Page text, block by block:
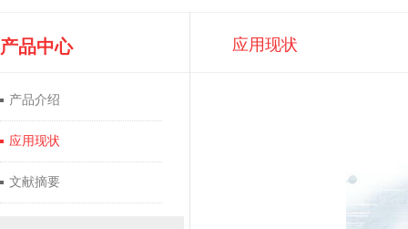
产品中心
产品介绍
应用现状
文献摘要
应用现状